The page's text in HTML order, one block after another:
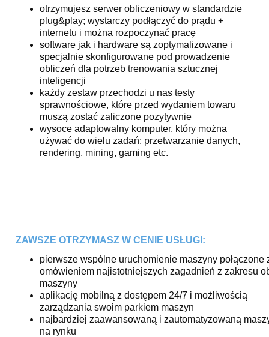
otrzymujesz serwer obliczeniowy w standardzie
plug&play; wystarczy podłączyć do prądu +
internetu i można rozpoczynać pracę
software jak i hardware są zoptymalizowane i
specjalnie skonfigurowane pod prowadzenie
obliczeń dla potrzeb trenowania sztucznej
inteligencji
każdy zestaw przechodzi u nas testy
sprawnościowe, które przed wydaniem towaru
muszą zostać zaliczone pozytywnie
wysoce adaptowalny komputer, który można
używać do wielu zadań: przetwarzanie danych,
rendering, mining, gaming etc.
ZAWSZE OTRZYMASZ W CENIE USŁUGI:
pierwsze wspólne uruchomienie maszyny połączone
omówieniem najistotniejszych zagadnień z zakresu
maszyny
aplikację mobilną z dostępem 24/7 i możliwością
zarządzania swoim parkiem maszyn
najbardziej zaawansowaną i zautomatyzowaną
na rynku